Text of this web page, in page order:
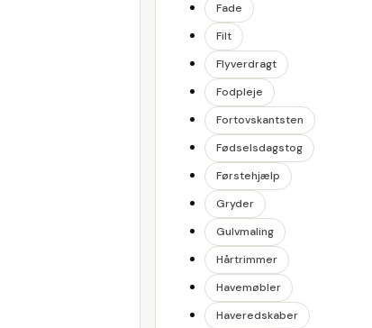
Fade
Filt
Flyverdragt
Fodpleje
Fortovskantsten
Fødselsdagstog
Førstehjælp
Gryder
Gulvmaling
Hårtrimmer
Havemøbler
Haveredskaber